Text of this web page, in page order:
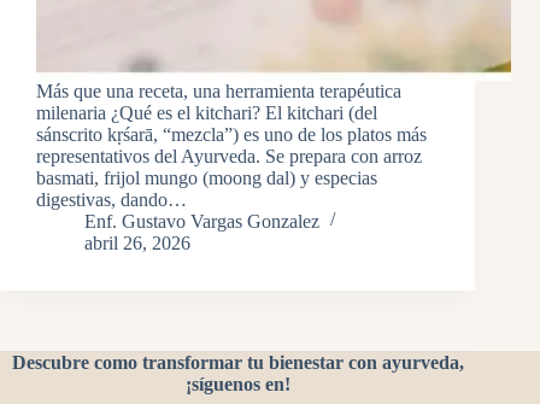
Más que una receta, una herramienta terapéutica
milenaria ¿Qué es el kitchari? El kitchari (del
sánscrito kṛśarā, “mezcla”) es uno de los platos más
representativos del Ayurveda. Se prepara con arroz
basmati, frijol mungo (moong dal) y especias
digestivas, dando…
Enf. Gustavo Vargas Gonzalez
abril 26, 2026
Descubre como transformar tu bienestar con ayurveda,
¡síguenos en!